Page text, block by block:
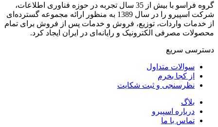
گروه فراسو با بیش از 35 سال تجربه در حوزه فناوری اطلاعات،
شرکت اسپیرو را در سال 1389 به منظور ارائه مجموعه گسترده‌ای
از خدمات واردات، توزیع، فروش و خدمات پس از فروش برای تمام
محصولات مصرفی الکترونیک و رایانه‌ای در ایران ایجاد کرد.
دسترسی‌ سریع
سوالات متداول
از کجا بخرم
نظرسنجی و ثبت شکایت
بلاگ
درباره اسپیرو
تماس با ما